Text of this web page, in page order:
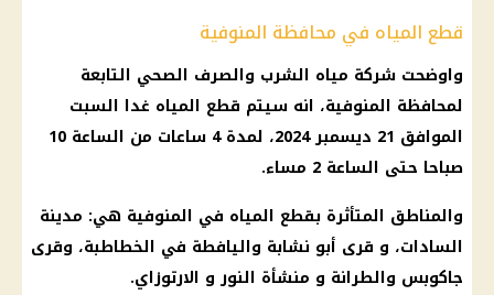
قطع المياه في محافظة المنوفية
واوضحت شركة مياه الشرب والصرف الصحي التابعة
لمحافظة المنوفية، انه سيتم قطع المياه غدا السبت
الموافق 21 ديسمبر 2024، لمدة 4 ساعات من الساعة 10
صباحا حتى الساعة 2 مساء.
والمناطق المتأثرة بقطع المياه في المنوفية هي: مدينة
السادات، و قرى أبو نشابة واليافطة في الخطاطبة، وقرى
جاكوبس والطرانة و منشأة النور و الارتوزاي.